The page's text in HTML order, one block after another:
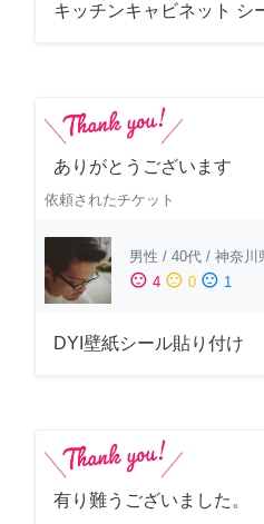
キッチンキャビネット シ
ありがとうございます
依頼されたチケット
男性 / 40代 / 神奈川
sentiment_satisfied 4 sentiment_neutral 0 sentiment_dissatisfied 1
DYI壁紙シール貼り付け
有り難うございました。